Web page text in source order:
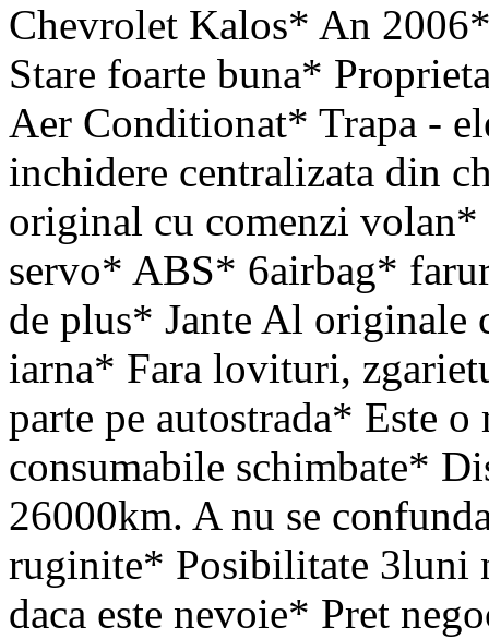
Chevrolet Kalos* An
Stare foarte buna*
Aer Conditionat* Trapa -
inchidere centralizata din
original cu comenzi
servo* ABS* 6airbag*
de plus* Jante Al originale
iarna* Fara lovituri,
parte pe autostrada* Este
consumabile schimbate*
26000km. A nu se
ruginite* Posibilitate 3luni
daca este nevoie* Pret